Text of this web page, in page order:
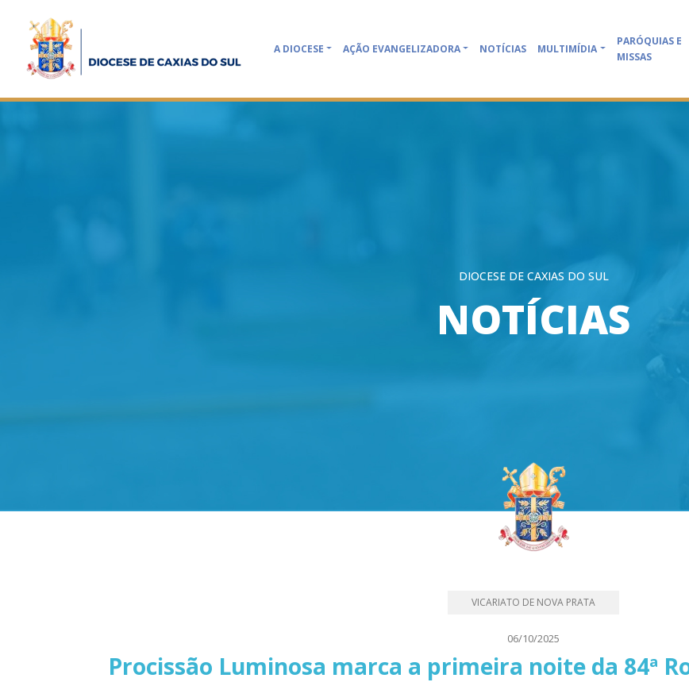
A DIOCESE AÇÃO EVANGELIZADORA NOTÍCIAS MULTIMÍDIA
PARÓQUIAS E
MISSAS
DIOCESE DE CAXIAS DO SUL
NOTÍCIAS
VICARIATO DE NOVA PRATA
06/10/2025
Procissão Luminosa marca a primeira noite da 84ª